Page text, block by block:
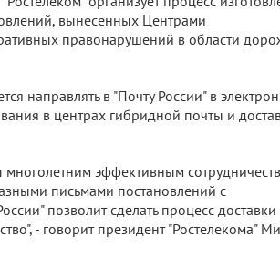
вынесенных Центрами
правонарушений в области
направлять в "Почту России" в
в центрах гибридной почты и
многолетним эффективным
письмами постановлений с
позволит сделать процесс доставки
- говорит президент "Ростелекома"